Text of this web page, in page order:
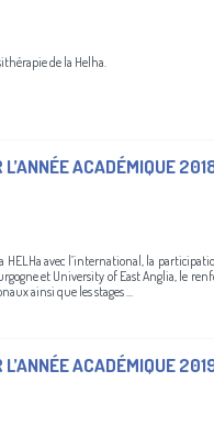
de la Helha.
ACADÉMIQUE
avec l’international, la
et University of East Anglia, le
ainsi que les stages ...
ACADÉMIQUE